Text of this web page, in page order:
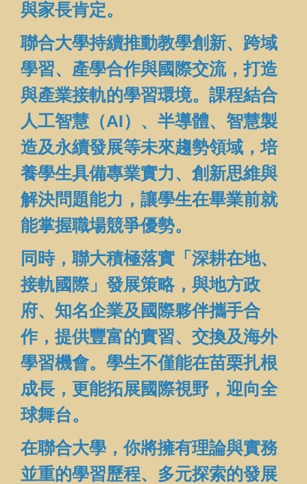
與家長肯定。
聯合大學持續推動教學創新、跨域
學習、產學合作與國際交流，打造
與產業接軌的學習環境。課程結合
人工智慧（AI）、半導體、智慧製
造及永續發展等未來趨勢領域，培
養學生具備專業實力、創新思維與
解決問題能力，讓學生在畢業前就
能掌握職場競爭優勢。
同時，聯大積極落實「深耕在地、
接軌國際」發展策略，與地方政
府、知名企業及國際夥伴攜手合
作，提供豐富的實習、交換及海外
學習機會。學生不僅能在苗栗扎根
成長，更能拓展國際視野，迎向全
球舞台。
在聯合大學，你將擁有理論與實務
並重的學習歷程、多元探索的發展